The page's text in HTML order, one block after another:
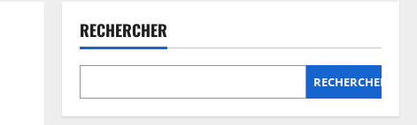
RECHERCHER
RECHERCHER